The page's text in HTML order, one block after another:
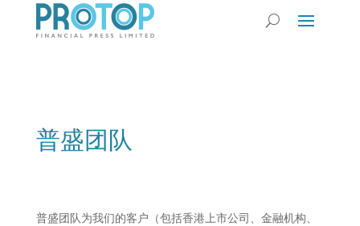
普盛团队
普盛团队为我们的客户（包括香港上市公司、金融机构、